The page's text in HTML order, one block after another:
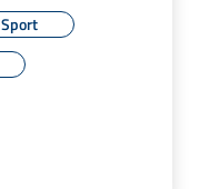
Sport